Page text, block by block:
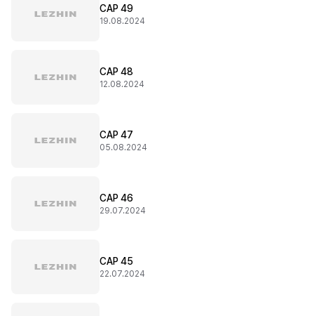
CAP 49
19.08.2024
CAP 48
12.08.2024
CAP 47
05.08.2024
CAP 46
29.07.2024
CAP 45
22.07.2024